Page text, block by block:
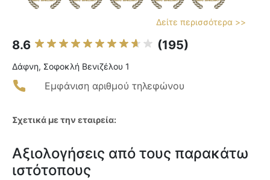
Δείτε περισσότερα >>
8.6 (195)
Δάφνη, Σοφοκλή Βενιζέλου 1
Εμφάνιση αριθμού τηλεφώνου
Σχετικά με την εταιρεία:
Αξιολογήσεις από τους παρακάτω
ιστότοπους